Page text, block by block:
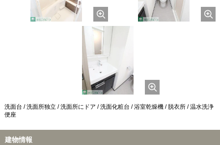
洗面台 / 洗面所独立 / 洗面所にドア / 洗面化粧台 / 浴室乾燥機 / 脱衣所 / 温水洗浄
便座
建物情報